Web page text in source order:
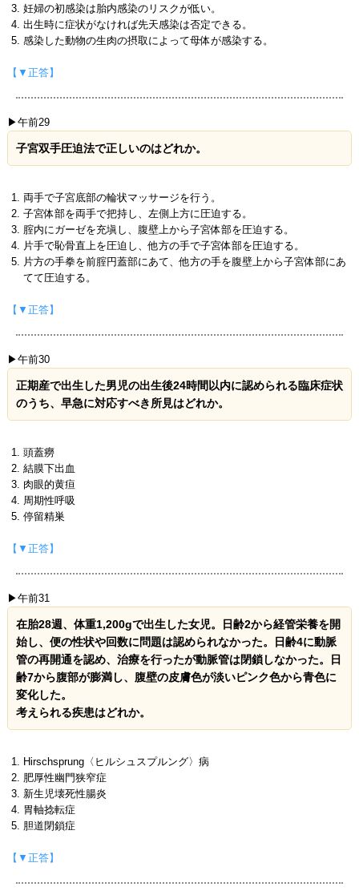
妊婦の初感染は胎内感染のリスクが低い。
出生時に症状がなければ先天感染は否定できる。
感染した動物の生肉の摂取によって母体が感染する。
【▼正答】
▶午前29
子宮双手圧迫法で正しいのはどれか。
両手で子宮底部の輪状マッサージを行う。
子宮体部を両手で把持し、左側上方に圧迫する。
腟内にガーゼを充塡し、腹壁上から子宮体部を圧迫する。
片手で恥骨直上を圧迫し、他方の手で子宮体部を圧迫する。
片方の手拳を前腟円蓋部にあて、他方の手を腹壁上から子宮体部にあ
てて圧迫する。
【▼正答】
▶午前30
正期産で出生した男児の出生後24時間以内に認められる臨床症状
のうち、早急に対応すべき所見はどれか。
頭蓋癆
結膜下出血
肉眼的黄疸
周期性呼吸
停留精巣
【▼正答】
▶午前31
在胎28週、体重1,200gで出生した女児。日齢2から経管栄養を開
始し、便の性状や回数に問題は認められなかった。日齢4に動脈
管の再開通を認め、治療を行ったが動脈管は閉鎖しなかった。日
齢7から腹部が膨満し、腹壁の皮膚色が淡いピンク色から青色に
変化した。
考えられる疾患はどれか。
Hirschsprung〈ヒルシュスプルング〉病
肥厚性幽門狭窄症
新生児壊死性腸炎
胃軸捻転症
胆道閉鎖症
【▼正答】